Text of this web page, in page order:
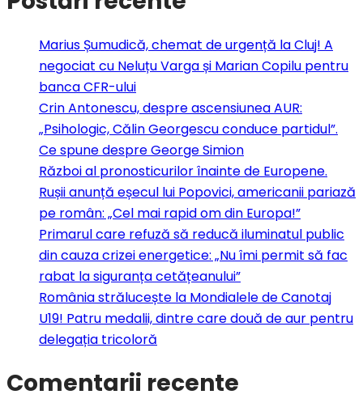
Marius Șumudică, chemat de urgență la Cluj! A
negociat cu Neluțu Varga și Marian Copilu pentru
banca CFR-ului
Crin Antonescu, despre ascensiunea AUR:
„Psihologic, Călin Georgescu conduce partidul”.
Ce spune despre George Simion
Război al pronosticurilor înainte de Europene.
Rușii anunță eșecul lui Popovici, americanii pariază
pe român: „Cel mai rapid om din Europa!”
Primarul care refuză să reducă iluminatul public
din cauza crizei energetice: „Nu îmi permit să fac
rabat la siguranța cetățeanului”
România strălucește la Mondialele de Canotaj
U19! Patru medalii, dintre care două de aur pentru
delegația tricoloră
Comentarii recente